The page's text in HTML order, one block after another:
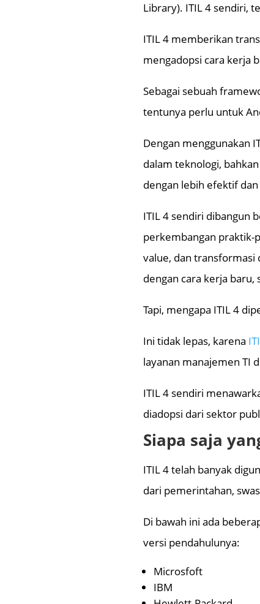
Library). ITIL 4 sendiri,
ITIL 4 memberikan
mengadopsi cara kerja
Sebagai sebuah
tentunya perlu untuk
Dengan menggunakan
dalam teknologi,
dengan lebih efektif
ITIL 4 sendiri dibangun
perkembangan praktik-
value, dan transformasi
dengan cara kerja baru,
Tapi, mengapa ITIL 4
Ini tidak lepas, karena
layanan manajemen TI
ITIL 4 sendiri
diadopsi dari sektor
Siapa saja
ITIL 4 telah banyak
dari pemerintahan,
Di bawah ini ada
versi pendahulunya:
Microsfoft
IBM